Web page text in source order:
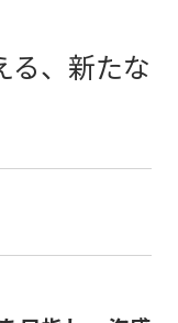
る、新たな